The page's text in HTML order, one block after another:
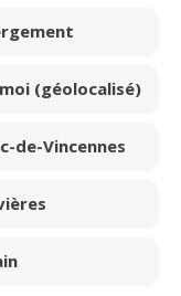
(géolocalisé)
de-Vincennes